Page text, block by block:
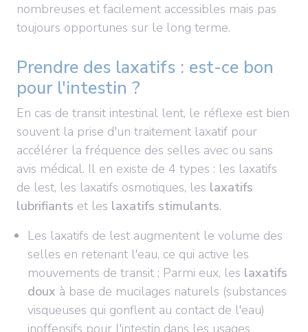
nombreuses et facilement accessibles mais pas
toujours opportunes sur le long terme.
Prendre des laxatifs : est-ce bon
pour l'intestin ?
En cas de transit intestinal lent, le réflexe est bien
souvent la prise d'un traitement laxatif pour
accélérer la fréquence des selles avec ou sans
avis médical. Il en existe de 4 types : les laxatifs
de lest, les laxatifs osmotiques, les laxatifs
lubrifiants et les laxatifs stimulants.
Les laxatifs de lest augmentent le volume des
selles en retenant l'eau, ce qui active les
mouvements de transit ; Parmi eux, les laxatifs
doux à base de mucilages naturels (substances
visqueuses qui gonflent au contact de l'eau)
inoffensifs pour l'intestin dans les usages